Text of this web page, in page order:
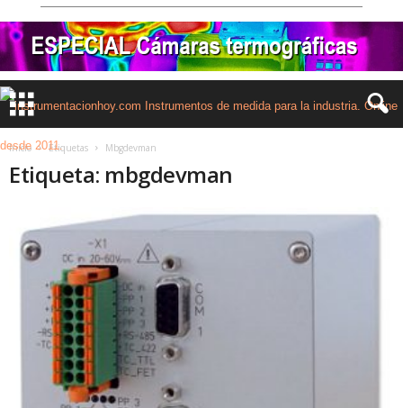
Inicio Etiquetas Mbgdevman
Etiqueta: mbgdevman